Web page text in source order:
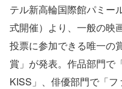
テル新高輪国際館パミー
式開催）より、一般の映
投票に参加できる唯一の
賞」が発表。作品部門
KISS」、俳優部門で「